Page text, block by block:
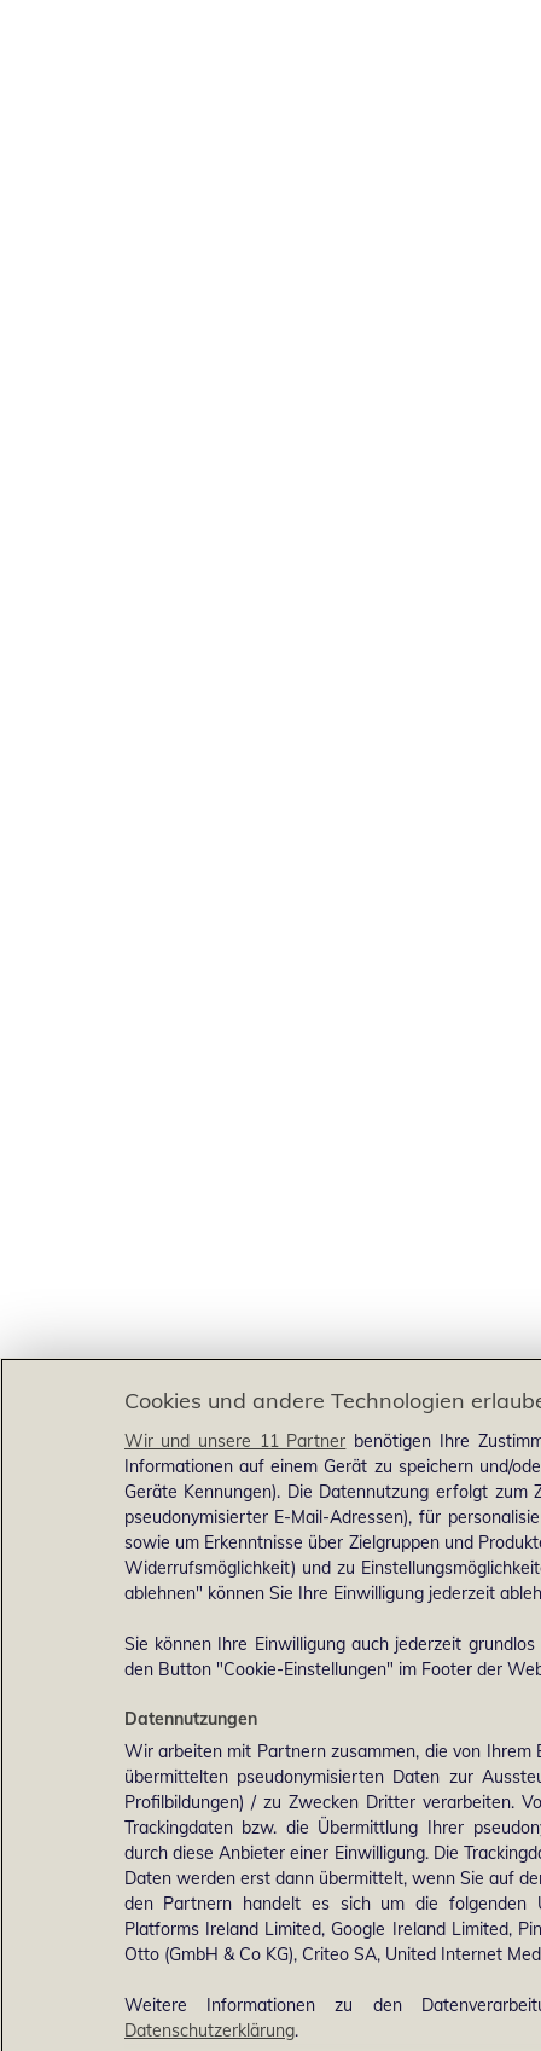
Cookies und andere Technologien
Wir und unsere 11 Partner benötigen Ihre
Informationen auf einem Gerät zu speichern und/
Geräte Kennungen). Die Datennutzung erfolgt
pseudonymisierter E-Mail-Adressen), für
sowie um Erkenntnisse über Zielgruppen und
Widerrufsmöglichkeit) und zu
ablehnen" können Sie Ihre Einwilligung jederzeit
Sie können Ihre Einwilligung auch jederzeit
den Button "Cookie-Einstellungen" im Footer der
Datennutzungen
Wir arbeiten mit Partnern zusammen, die von Ihrem
übermittelten pseudonymisierten Daten zur
Profilbildungen) / zu Zwecken Dritter verarbeiten.
Trackingdaten bzw. die Übermittlung Ihrer
durch diese Anbieter einer Einwilligung. Die
Daten werden erst dann übermittelt, wenn Sie auf
den Partnern handelt es sich um die folgenden
Platforms Ireland Limited, Google Ireland Limited,
Otto (GmbH & Co KG), Criteo SA, United Internet
Weitere Informationen zu den
Datenschutzerklärung.